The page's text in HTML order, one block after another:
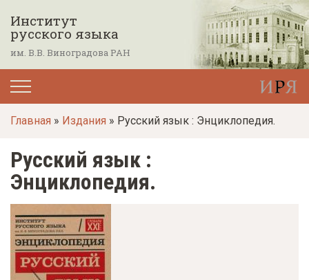
е
т
Институт
русского языка
им. В.В. Виноградова РАН
Главная » Издания » Русский язык : Энциклопедия.
Русский язык :
Энциклопедия.